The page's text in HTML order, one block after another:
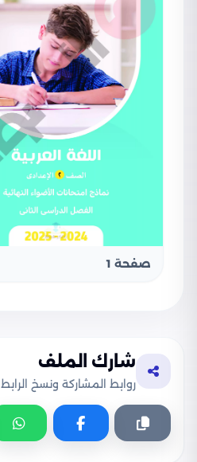
صفحة 1
شارك الملف
روابط المشاركة ونسخ الرابط